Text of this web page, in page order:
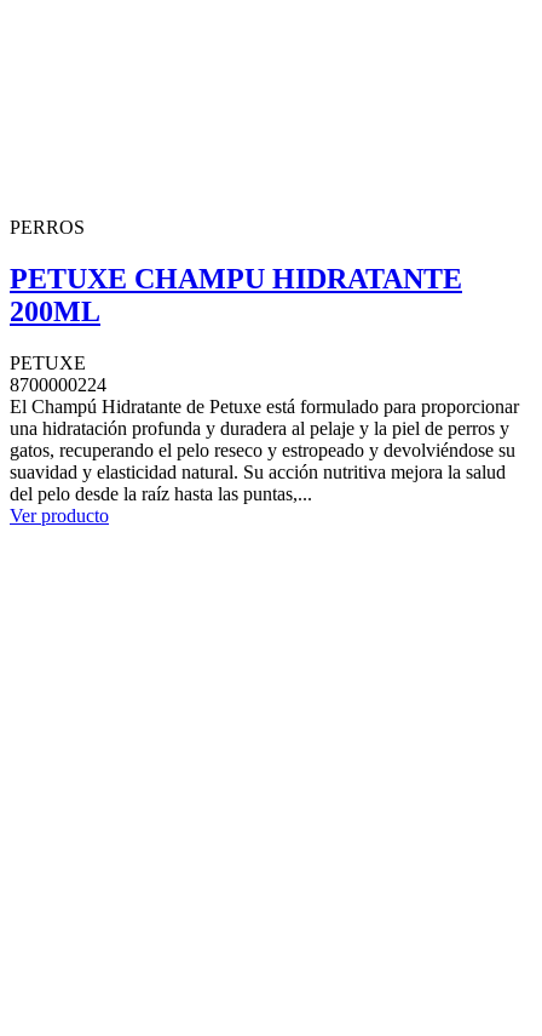
PERROS
PETUXE CHAMPU HIDRATANTE
200ML
PETUXE
8700000224
El Champú Hidratante de Petuxe está formulado para proporcionar
una hidratación profunda y duradera al pelaje y la piel de perros y
gatos, recuperando el pelo reseco y estropeado y devolviéndose su
suavidad y elasticidad natural. Su acción nutritiva mejora la salud
del pelo desde la raíz hasta las puntas,...
Ver producto